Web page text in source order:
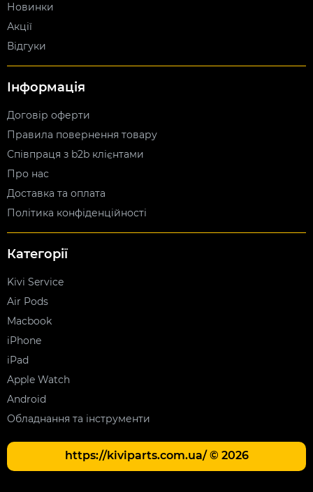
Новинки
Акції
Відгуки
Інформація
Договір оферти
Правила повернення товару
Співпраця з b2b клієнтами
Про нас
Доставка та оплата
Політика конфіденційності
Категорії
Kivi Service
Air Pods
Macbook
iPhone
iPad
Apple Watch
Android
Обладнання та інструменти
https://kiviparts.com.ua/ © 2026